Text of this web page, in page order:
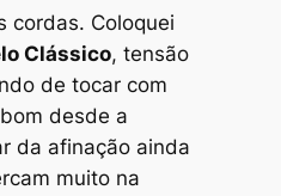
cordas. Coloquei
Clássico, tensão
de tocar com
desde a
da afinação ainda
muito na